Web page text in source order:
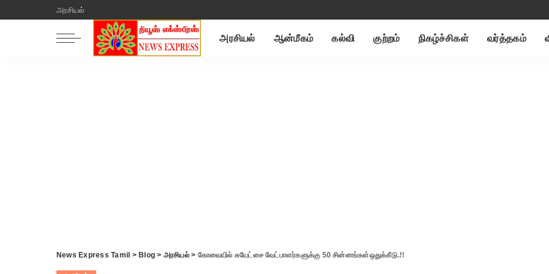
அரசியல்
அரசியல் ஆன்மீகம் கல்வி குற்றம் நிகழ்ச்சிகள் வர்த்தகம்
News Express Tamil > Blog > அரசியல்> கோவையில் சுயேட்சை வேட்பாளர்களுக்கு 50 சின்னங்கள்ஒதுக்கீடு.!!